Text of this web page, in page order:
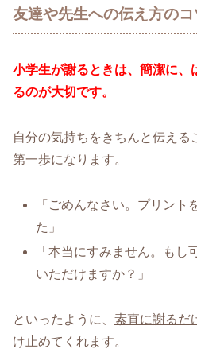
友達や先生への伝え方のコ
小学生が謝るときは、簡潔に、
るのが大切です。
自分の気持ちをきちんと伝える
第一歩になります。
「ごめんなさい。プリント
た」
「本当にすみません。もし
いただけますか？」
といったように、 素直に謝るだ
け止めてくれます。